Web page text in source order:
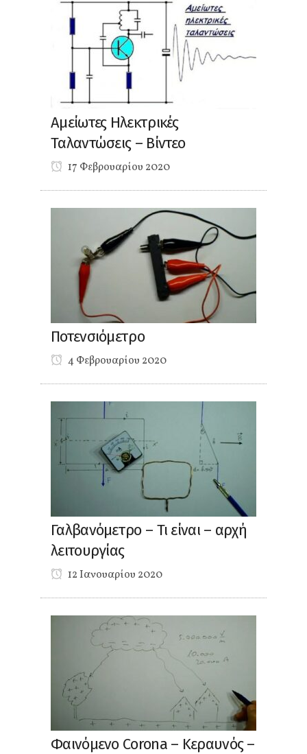
Αμείωτες Ηλεκτρικές
Ταλαντώσεις – Βίντεο
17 Φεβρουαρίου 2020
Ποτενσιόμετρο
4 Φεβρουαρίου 2020
Γαλβανόμετρο – Τι είναι – αρχή
λειτουργίας
12 Ιανουαρίου 2020
Φαινόμενο Corona – Κεραυνός –